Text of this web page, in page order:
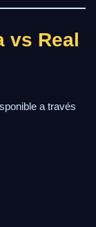
vs Real
a través